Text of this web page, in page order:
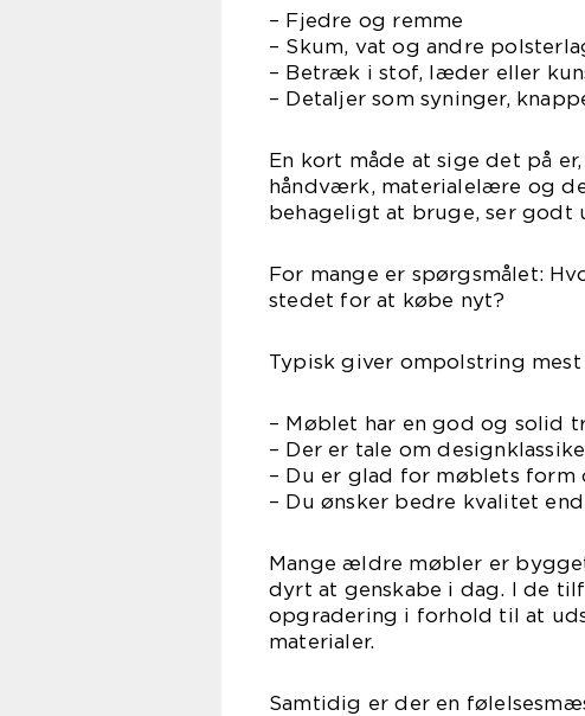
– Fjedre og remme
– Skum, vat og andre
– Betræk i stof, læder eller
– Detaljer som syninger,
En kort måde at sige det på
håndværk, materialelære og
behageligt at bruge, ser godt
For mange er spørgsmålet:
stedet for at købe nyt?
Typisk giver ompolstring mest
– Møblet har en god og solid
– Der er tale om
– Du er glad for møblets form
– Du ønsker bedre kvalitet
Mange ældre møbler er
dyrt at genskabe i dag. I de
opgradering i forhold til at
materialer.
Samtidig er der en